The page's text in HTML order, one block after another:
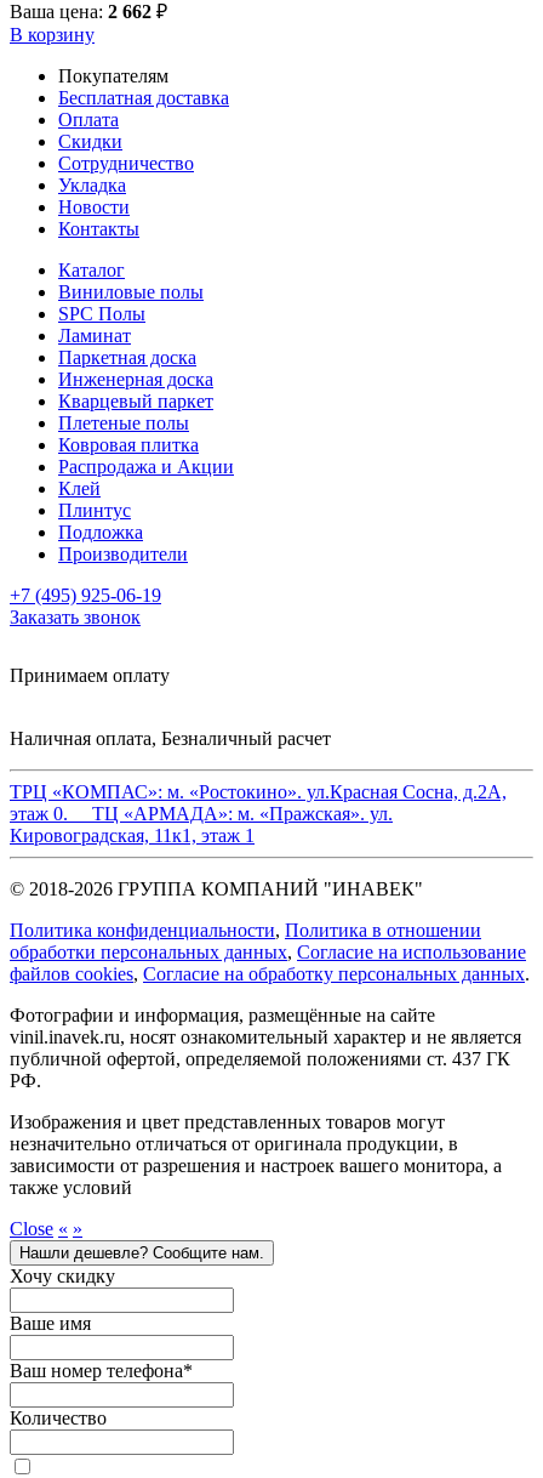
Ваша цена: 2 662 ₽
В корзину
Покупателям
Бесплатная доставка
Оплата
Скидки
Сотрудничество
Укладка
Новости
Контакты
Каталог
Виниловые полы
SPC Полы
Ламинат
Паркетная доска
Инженерная доска
Кварцевый паркет
Плетеные полы
Ковровая плитка
Распродажа и Акции
Клей
Плинтус
Подложка
Производители
+7 (495) 925-06-19
Заказать звонок
Принимаем оплату
Наличная оплата, Безналичный расчет
ТРЦ «КОМПАС»: м. «Ростокино». ул.Красная Сосна, д.2А,
этаж 0. ТЦ «АРМАДА»: м. «Пражская». ул.
Кировоградская, 11к1, этаж 1
© 2018-2026 ГРУППА КОМПАНИЙ "ИНАВЕК"
Политика конфиденциальности, Политика в отношении
обработки персональных данных, Cогласие на использование
файлов cookies, Согласие на обработку персональных данных.
Фотографии и информация, размещённые на сайте
vinil.inavek.ru, носят ознакомительный характер и не является
публичной офертой, определяемой положениями ст. 437 ГК
РФ.
Изображения и цвет представленных товаров могут
незначительно отличаться от оригинала продукции, в
зависимости от разрешения и настроек вашего монитора, а
также условий
Close « »
Нашли дешевле? Сообщите нам.
Хочу скидку
Ваше имя
Ваш номер телефона*
Количество